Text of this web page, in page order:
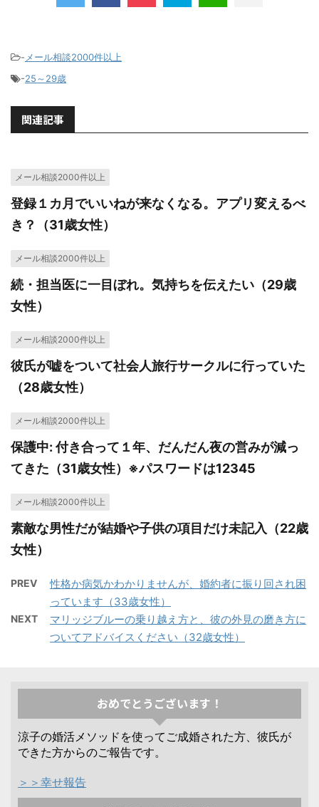
- メール相談2000件以上
-25～29歳
関連記事
メール相談2000件以上
登録１カ月でいいねが来なくなる。アプリ変えるべ
き？（31歳女性）
メール相談2000件以上
続・担当医に一目ぼれ。気持ちを伝えたい（29歳
女性）
メール相談2000件以上
彼氏が嘘をついて社会人旅行サークルに行っていた
（28歳女性）
メール相談2000件以上
保護中: 付き合って１年、だんだん夜の営みが減っ
てきた（31歳女性）※パスワードは12345
メール相談2000件以上
素敵な男性だが結婚や子供の項目だけ未記入（22歳
女性）
PREV
性格か病気かわかりませんが、婚約者に振り回され困
っています（33歳女性）
NEXT
マリッジブルーの乗り越え方と、彼の外見の磨き方に
ついてアドバイスください（32歳女性）
おめでとうございます！
涼子の婚活メソッドを使ってご成婚された方、彼氏が
できた方からのご報告です。
＞＞幸せ報告